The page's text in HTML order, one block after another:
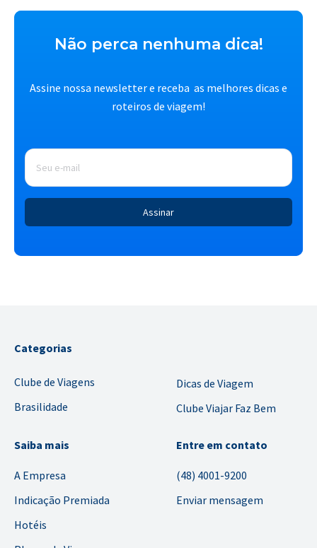
Não perca nenhuma dica!
Assine nossa newsletter e receba as melhores dicas e
roteiros de viagem!
E-
mail *
Categorias
Clube de Viagens
Brasilidade
Dicas de Viagem
Clube Viajar Faz Bem
Saiba mais
A Empresa
Indicação Premiada
Hotéis
Entre em contato
(48) 4001-9200
Enviar mensagem